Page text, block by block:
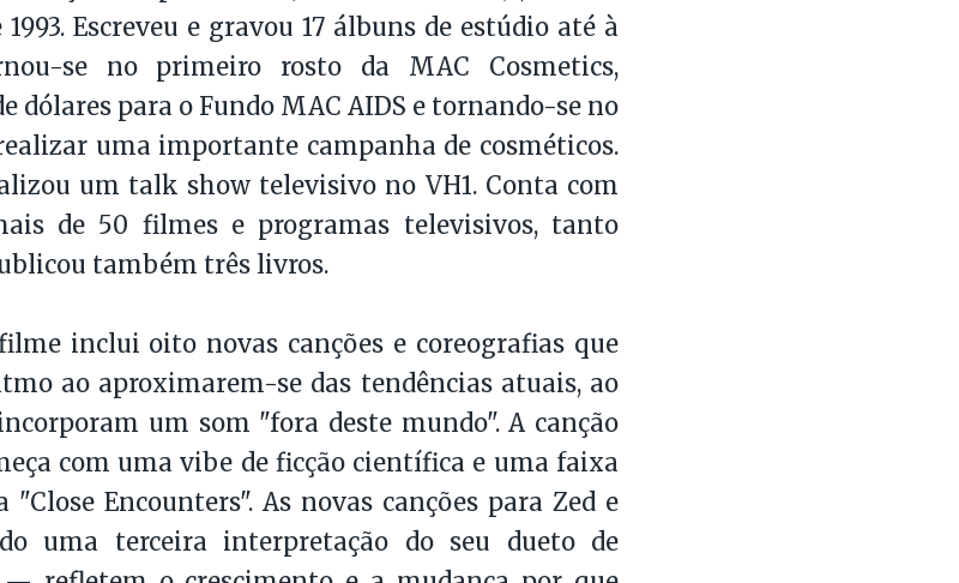
Escreveu e gravou 17 álbuns de estúdio até à
se no primeiro rosto da MAC Cosmetics,
dólares para o Fundo MAC AIDS e tornando-se no
uma importante campanha de cosméticos.
um talk show televisivo no VH1. Conta com
de 50 filmes e programas televisivos, tanto
também três livros.
inclui oito novas canções e coreografias que
ao aproximarem-se das tendências atuais, ao
um som "fora deste mundo". A canção
com uma vibe de ficção científica e uma faixa
"Close Encounters". As novas canções para Zed e
uma terceira interpretação do seu dueto de